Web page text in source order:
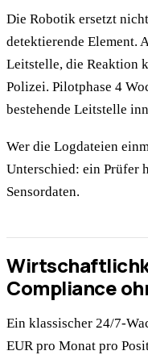
Die Robotik ersetzt
detektierende Element.
Leitstelle, die Reaktion
Polizei. Pilotphase 4
bestehende Leitstelle
Wer die Logdateien
Unterschied: ein Prüfer
Sensordaten.
Compliance
Ein klassischer 24/7-
EUR pro Monat pro